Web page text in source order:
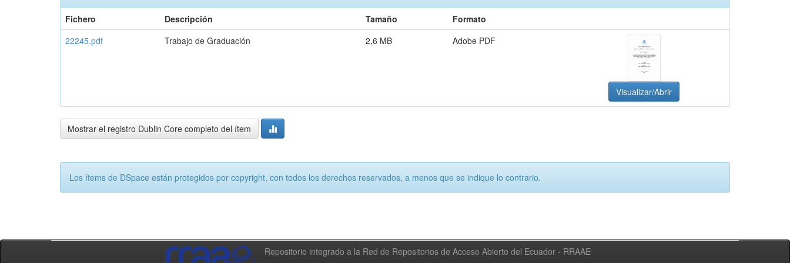
Fichero
Descripción Tamaño
Formato
22245.pdf
Trabajo de Graduación 2,6 MB Adobe PDF
Visualizar/Abrir
Mostrar el registro Dublin Core completo del ítem
Los ítems de DSpace están protegidos por copyright, con todos los derechos reservados, a menos que se indique lo contrario.
Repositorio integrado a la Red de Repositorios de Acceso Abierto del Ecuador - RRAAE